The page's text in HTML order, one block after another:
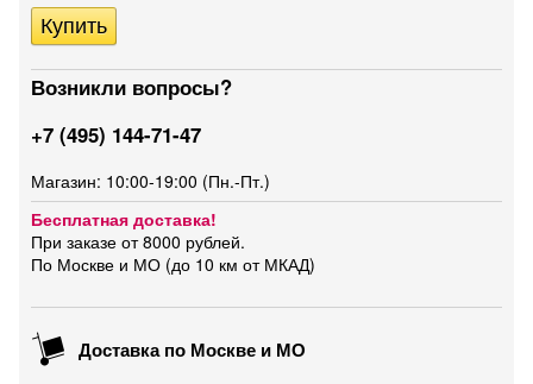
Возникли вопросы?
+7 (495) 144-71-47
Магазин: 10:00-19:00 (Пн.-Пт.)
Бесплатная доставка!
При заказе от 8000 рублей.
По Москве и МО (до 10 км от МКАД)
Доставка по Москве и МО